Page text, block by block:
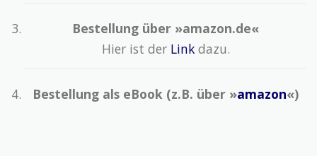
Bestellung über »amazon.de«
Hier ist der Linkdazu.
Bestellung als eBook (z.B. über »amazon«)